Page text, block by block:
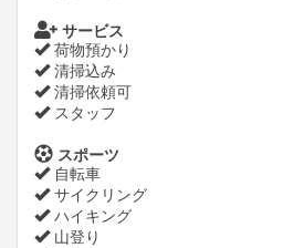
サービス
荷物預かり
清掃込み
清掃依頼可
スタッフ
スポーツ
自転車
サイクリング
ハイキング
山登り